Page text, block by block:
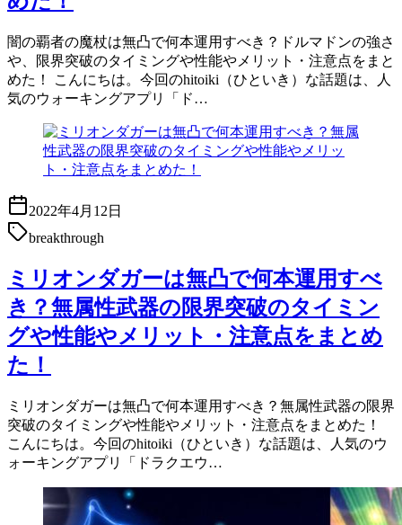
闇の覇者の魔杖は無凸で何本運用すべき？ドルマドンの強さ
や、限界突破のタイミングや性能やメリット・注意点をまと
めた！ こんにちは。今回のhitoiki（ひといき）な話題は、人
気のウォーキングアプリ「ド…
2022年4月12日
breakthrough
ミリオンダガーは無凸で何本運用すべ
き？無属性武器の限界突破のタイミン
グや性能やメリット・注意点をまとめ
た！
ミリオンダガーは無凸で何本運用すべき？無属性武器の限界
突破のタイミングや性能やメリット・注意点をまとめた！
こんにちは。今回のhitoiki（ひといき）な話題は、人気のウ
ォーキングアプリ「ドラクエウ…